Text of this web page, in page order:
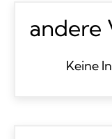
andere
Keine